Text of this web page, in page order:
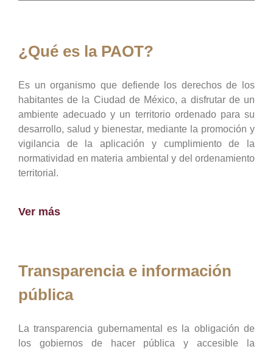
¿Qué es la PAOT?
Es un organismo que defiende los derechos de los
habitantes de la Ciudad de México, a disfrutar de un
ambiente adecuado y un territorio ordenado para su
desarrollo, salud y bienestar, mediante la promoción y
vigilancia de la aplicación y cumplimiento de la
normatividad en materia ambiental y del ordenamiento
territorial.
Ver más
Transparencia e información
pública
La transparencia gubernamental es la obligación de
los gobiernos de hacer pública y accesible la